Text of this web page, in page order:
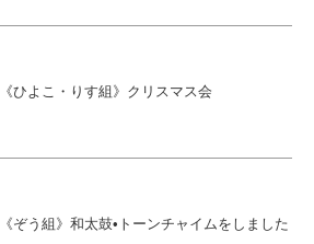
《ひよこ・りす組》クリスマス会
《ぞう組》和太鼓•トーンチャイムをしました